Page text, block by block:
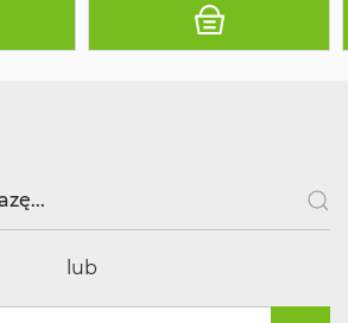
lub